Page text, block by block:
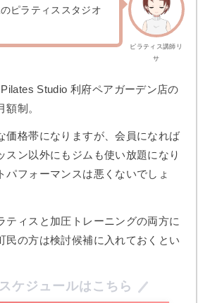
ピラティス講師リ
サ
ピラティススタジオ
Studio 利府ペアガーデン店の
制。
価格帯になりますが、会員になれば
スン以外にもジムも使い放題になり
パフォーマンスは悪くないでしょ
ティスと加圧トレーニングの両方に
民の方は検討候補に入れておくとい
ケジュールはこちら